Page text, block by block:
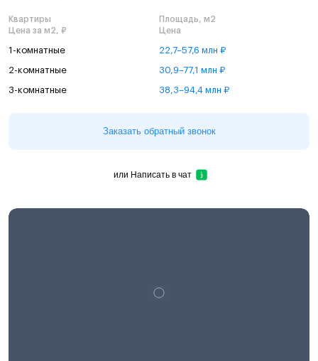
Квартиры
Площадь, м2
Цена за м2, ₽
Цена
1-комнатные 22,7–57,6 млн ₽
2-комнатные 30,9–77,1 млн ₽
3-комнатные 38,3–94,4 млн ₽
Заказать обратный звонок
или Написать в чат